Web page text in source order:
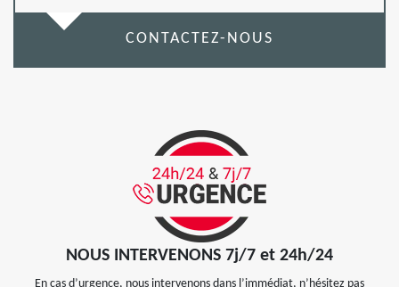
CONTACTEZ-NOUS
NOUS INTERVENONS 7j/7 et 24h/24
En cas d’urgence, nous intervenons dans l’immédiat, n’hésitez pas